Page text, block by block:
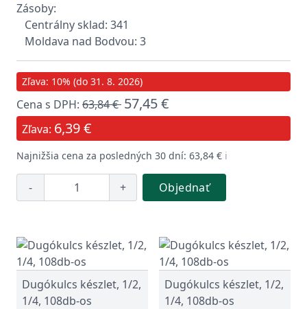
Zásoby:
Centrálny sklad: 341
Moldava nad Bodvou: 3
Zľava: 10% (do 31. 8. 2026)
Cena s DPH: 63,84 € 57,45 €
Zľava: 6,39 €
Najnižšia cena za posledných 30 dní: 63,84 € ℹ️
- + Objednať
Dugókulcs készlet, 1/2,
1/4, 108db-os
Dugókulcs készlet, 1/2,
1/4, 108db-os